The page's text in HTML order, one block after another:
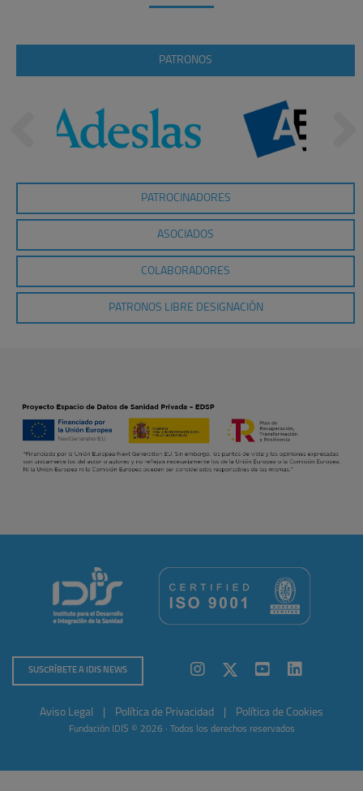
PATRONOS
PATROCINADORES
ASOCIADOS
COLABORADORES
PATRONOS LIBRE DESIGNACIÓN
SUSCRÍBETE A IDIS NEWS
Aviso Legal Política de Privacidad Política de Cookies
Fundación IDIS © 2026 · Todos los derechos reservados